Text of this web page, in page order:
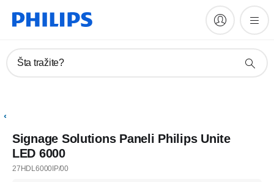
Šta tražite?
Signage Solutions Paneli Philips Unite
LED 6000
27HDL6000IP/00